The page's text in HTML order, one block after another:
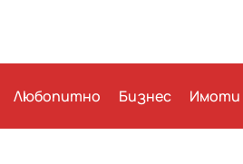
Любопитно Бизнес Имоти